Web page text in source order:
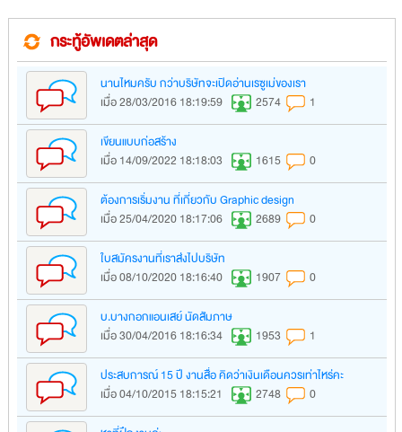
กระทู้อัพเดตล่าสุด
นานไหมครับ กว่าบริษัทจะเปิดอ่านเรซูเม่ของเรา
เมื่อ 28/03/2016 18:19:59
2574
1
เขียนแบบก่อสร้าง
เมื่อ 14/09/2022 18:18:03
1615
0
ต้องการเริ่มงาน ที่เกี่ยวกับ Graphic design
เมื่อ 25/04/2020 18:17:06
2689
0
ใบสมัครงานที่เราส่งไปบริษัท
เมื่อ 08/10/2020 18:16:40
1907
0
บ.บางกอกแอนเสย์ นัดสัมภาษ
เมื่อ 30/04/2016 18:16:34
1953
1
ประสบการณ์ 15 ปี งานสื่อ คิดว่าเงินเดือนควรเท่าไหร่คะ
เมื่อ 04/10/2015 18:15:21
2748
0